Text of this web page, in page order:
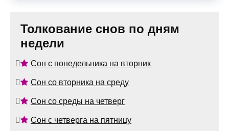
Толкование снов по дням
недели
Сон с понедельника на вторник
Сон со вторника на среду
Сон со среды на четверг
Сон с четверга на пятницу